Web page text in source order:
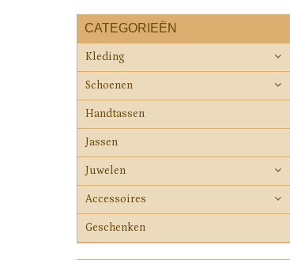
CATEGORIEËN
Kleding
Schoenen
Handtassen
Jassen
Juwelen
Accessoires
Geschenken